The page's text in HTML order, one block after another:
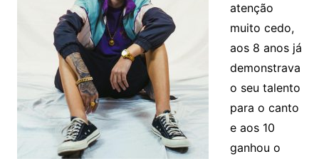
atenção
muito cedo,
aos 8 anos já
demonstrava
o seu talento
para o canto
e aos 10
ganhou o